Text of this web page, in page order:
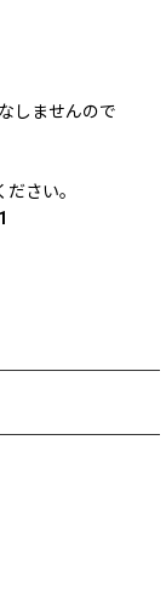
しませんので
さい。